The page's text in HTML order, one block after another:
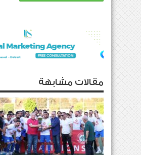
مقالات مشابهة